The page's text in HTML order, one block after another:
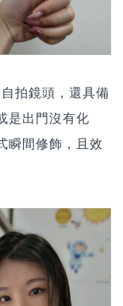
拍鏡頭，還具備
是出門沒有化
瞬間修飾，且效